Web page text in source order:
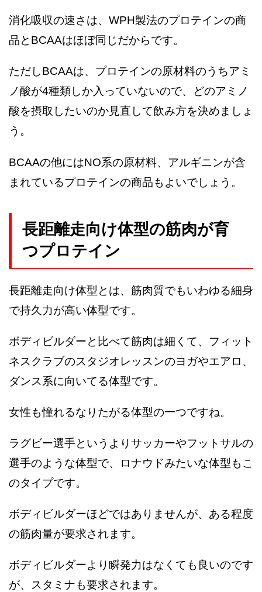
消化吸収の速さは、WPH製法のプロテインの商
品とBCAAはほぼ同じだからです。
ただしBCAAは、プロテインの原材料のうちアミ
ノ酸が4種類しか入っていないので、どのアミノ
酸を摂取したいのか見直して飲み方を決めましょ
う。
BCAAの他にはNO系の原材料、アルギニンが含
まれているプロテインの商品もよいでしょう。
長距離走向け体型の筋肉が育
つプロテイン
長距離走向け体型とは、筋肉質でもいわゆる細身
で持久力が高い体型です。
ボディビルダーと比べて筋肉は細くて、フィット
ネスクラブのスタジオレッスンのヨガやエアロ、
ダンス系に向いてる体型です。
女性も憧れるなりたがる体型の一つですね。
ラグビー選手というよりサッカーやフットサルの
選手のような体型で、ロナウドみたいな体型もこ
のタイプです。
ボディビルダーほどではありませんが、ある程度
の筋肉量が要求されます。
ボディビルダーより瞬発力はなくても良いのです
が、スタミナも要求されます。